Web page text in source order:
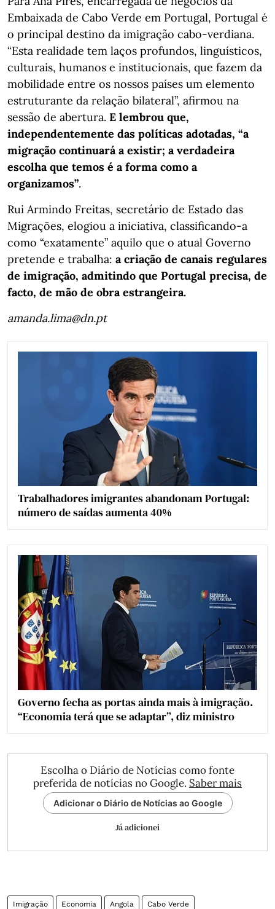
Embaixada de Cabo Verde em Portugal, Portugal é
o principal destino da imigração cabo-verdiana.
“Esta realidade tem laços profundos, linguísticos,
culturais, humanos e institucionais, que fazem da
mobilidade entre os nossos países um elemento
estruturante da relação bilateral”, afirmou na
sessão de abertura. E lembrou que,
independentemente das políticas adotadas, “a
migração continuará a existir; a verdadeira
escolha que temos é a forma como a
organizamos”.
Rui Armindo Freitas, secretário de Estado das
Migrações, elogiou a iniciativa, classificando-a
como “exatamente” aquilo que o atual Governo
pretende e trabalha: a criação de canais regulares
de imigração, admitindo que Portugal precisa, de
facto, de mão de obra estrangeira.
amanda.lima@dn.pt
Trabalhadores imigrantes abandonam Portugal:
número de saídas aumenta 40%
Governo fecha as portas ainda mais à imigração.
“Economia terá que se adaptar”, diz ministro
Escolha o Diário de Notícias como fonte
preferida de notícias no Google. Saber mais
Adicionar o Diário de Notícias ao Google
Já adicionei
Imigração Economia Angola Cabo Verde